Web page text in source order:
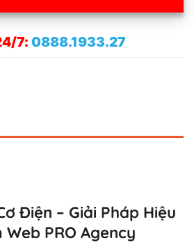
7: 0888.1933.27
Điện – Giải Pháp Hiệu
PRO Agency